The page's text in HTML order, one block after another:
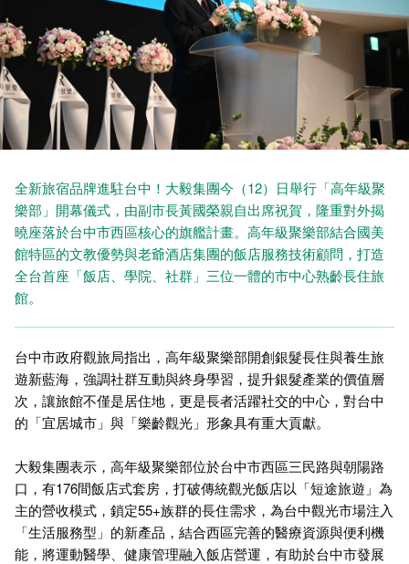
全新旅宿品牌進駐台中！大毅集團今（12）日舉行「高年級聚
樂部」開幕儀式，由副市長黃國榮親自出席祝賀，隆重對外揭
曉座落於台中市西區核心的旗艦計畫。高年級聚樂部結合國美
館特區的文教優勢與老爺酒店集團的飯店服務技術顧問，打造
全台首座「飯店、學院、社群」三位一體的市中心熟齡長住旅
館。
台中市政府觀旅局指出，高年級聚樂部開創銀髮長住與養生旅
遊新藍海，強調社群互動與終身學習，提升銀髮產業的價值層
次，讓旅館不僅是居住地，更是長者活躍社交的中心，對台中
的「宜居城市」與「樂齡觀光」形象具有重大貢獻。
大毅集團表示，高年級聚樂部位於台中市西區三民路與朝陽路
口，有176間飯店式套房，打破傳統觀光飯店以「短途旅遊」為
主的營收模式，鎖定55+族群的長住需求，為台中觀光市場注入
「生活服務型」的新產品，結合西區完善的醫療資源與便利機
能，將運動醫學、健康管理融入飯店營運，有助於台中市發展